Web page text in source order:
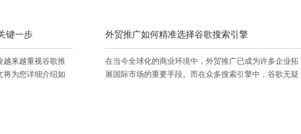
键一步
越来越重视谷歌推
将为您详细介绍如
外贸推广如何精准选择谷歌搜索引擎
在当今全球化的商业环境中，外贸推广已成为许多企业拓
展国际市场的重要手段。而在众多搜索引擎中，谷歌无疑